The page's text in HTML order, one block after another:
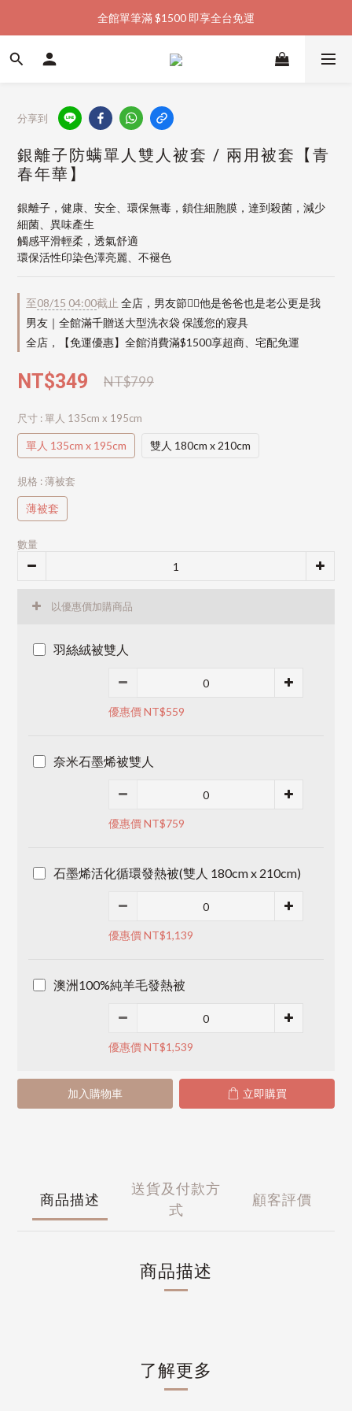
加入會員購物金  馬上領  馬上折
全館單筆滿 $1500 即享全台免運
加入會員購物金  馬上領  馬上折
分享到
銀離子防螨單人雙人被套 / 兩用被套【青
春年華】
銀離子，健康、安全、環保無毒，鎖住細胞膜，達到殺菌，減少
細菌、異味產生
觸感平滑輕柔，透氣舒適
環保活性印染色澤亮麗、不褪色
至08/15 04:00截止 全店，男友節👱‍♂️他是爸爸也是老公更是我
男友｜全館滿千贈送大型洗衣袋 保護您的寢具
全店，【免運優惠】全館消費滿$1500享超商、宅配免運
NT$799
NT$349
尺寸 : 單人 135cm x 195cm
單人 135cm x 195cm 雙人 180cm x 210cm
規格 : 薄被套
薄被套
數量
以優惠價加購商品
羽絲絨被雙人
優惠價 NT$559
奈米石墨烯被雙人
優惠價 NT$759
石墨烯活化循環發熱被(雙人 180cm x 210cm)
優惠價 NT$1,139
澳洲100%純羊毛發熱被
優惠價 NT$1,539
加入購物車 立即購買
商品描述
送貨及付款方
式
顧客評價
商品描述
了解更多